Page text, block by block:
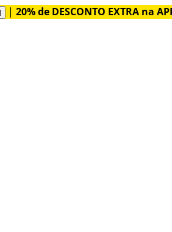
| 20% de DESCONTO EXTRA na